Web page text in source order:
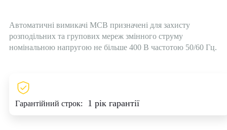
Автоматичні вимикачі МСВ призначені для захисту
розподільних та групових мереж змінного струму
номінальною напругою не більше 400 В частотою 50/60 Гц.
Гарантійний строк: 1 рік гарантії